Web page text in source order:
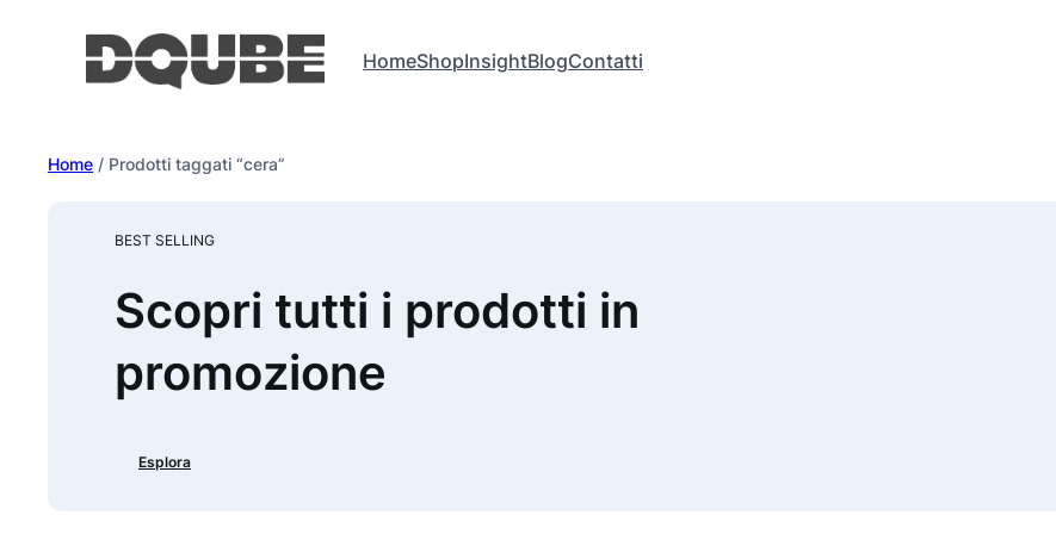
contenuto
HomeShopInsightBlogContatti
Home / Prodotti taggati “cera”
BEST SELLING
Scopri tutti i prodotti in
promozione
Esplora